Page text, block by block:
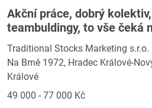
Akční práce, dobrý
teambuldingy, to vše čeká
Traditional Stocks Marketing s.r.o.
Na Brně 1972, Hradec Králové-
Králové
49 000 - 77 000 Kč